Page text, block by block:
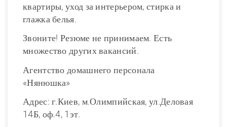
квартиры, уход за интерьером, стирка и
глажка белья.
Звоните! Резюме не принимаем. Есть
множество других вакансий.
Агентство домашнего персонала
«Нянюшка»
Адрес: г.Киев, м.Олимпийская, ул.Деловая
14Б, оф.4, 1эт.